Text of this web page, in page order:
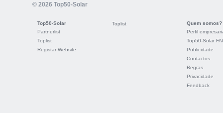
© 2026 Top50-Solar
Top50-Solar
Partnerlist
Toplist
Registar Website
Toplist
Quem somos?
Perfil
Top50-Solar
Publicidade
Contactos
Regras
Privacidade
Feedback